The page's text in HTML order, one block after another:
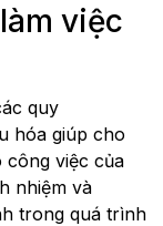
việc
quy
hóa giúp cho
công việc của
nhiệm và
trong quá trình